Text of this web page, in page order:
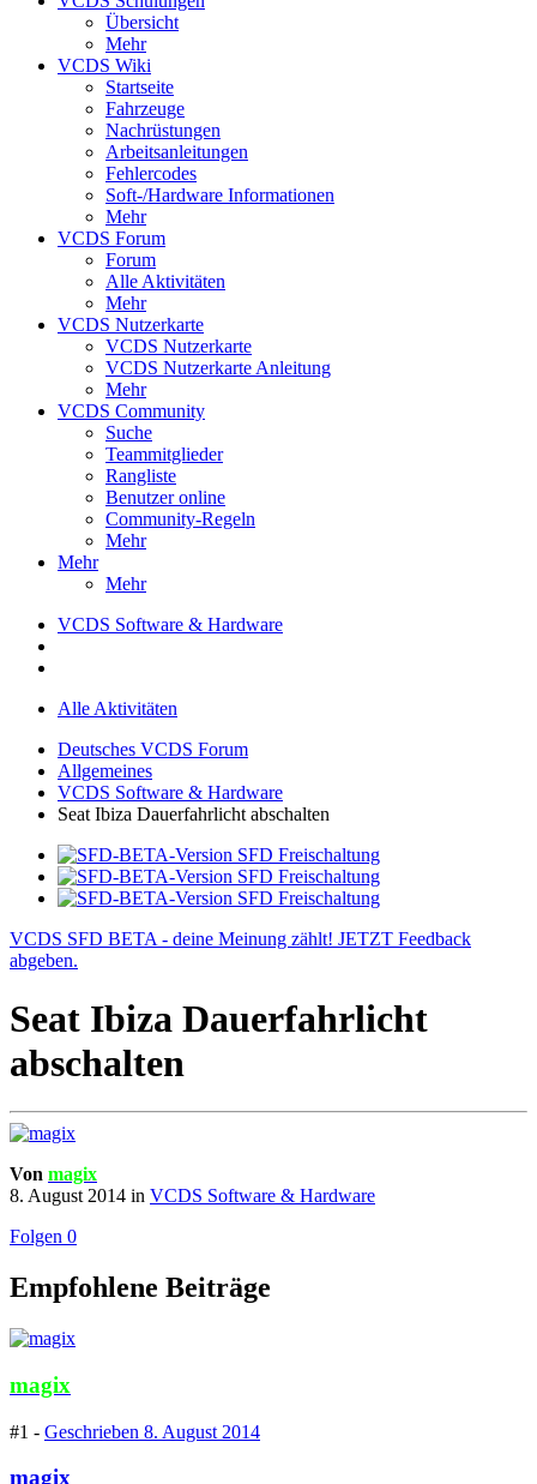
Übersicht
Mehr
VCDS Wiki
Startseite
Fahrzeuge
Nachrüstungen
Arbeitsanleitungen
Fehlercodes
Soft-/Hardware Informationen
Mehr
VCDS Forum
Forum
Alle Aktivitäten
Mehr
VCDS Nutzerkarte
VCDS Nutzerkarte
VCDS Nutzerkarte Anleitung
Mehr
VCDS Community
Suche
Teammitglieder
Rangliste
Benutzer online
Community-Regeln
Mehr
Mehr
Mehr
VCDS Software & Hardware
Alle Aktivitäten
Deutsches VCDS Forum
Allgemeines
VCDS Software & Hardware
Seat Ibiza Dauerfahrlicht abschalten
VCDS SFD BETA - deine Meinung zählt! JETZT Feedback
abgeben.
Seat Ibiza Dauerfahrlicht
abschalten
Von magix
8. August 2014 in VCDS Software & Hardware
Folgen 0
Empfohlene Beiträge
magix
#1 - Geschrieben 8. August 2014
magix